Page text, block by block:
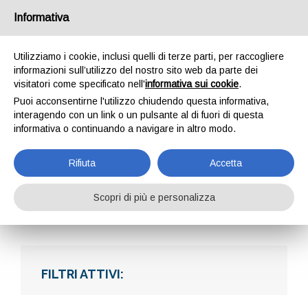
AZIENDE
Aziende
FILTRI ATTIVI:
Informativa
Utilizziamo i cookie, inclusi quelli di terze parti, per raccogliere
informazioni sull’utilizzo del nostro sito web da parte dei
visitatori come specificato nell'informativa sui cookie.
Puoi acconsentirne l'utilizzo chiudendo questa informativa,
interagendo con un link o un pulsante al di fuori di questa
informativa o continuando a navigare in altro modo.
Rifiuta Accetta
Scopri di più e personalizza